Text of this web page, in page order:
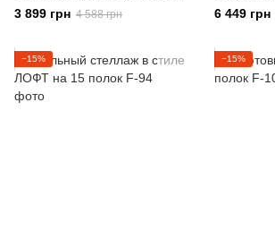
3 899 грн 4 588 грн 6 449 грн
−15% −15%